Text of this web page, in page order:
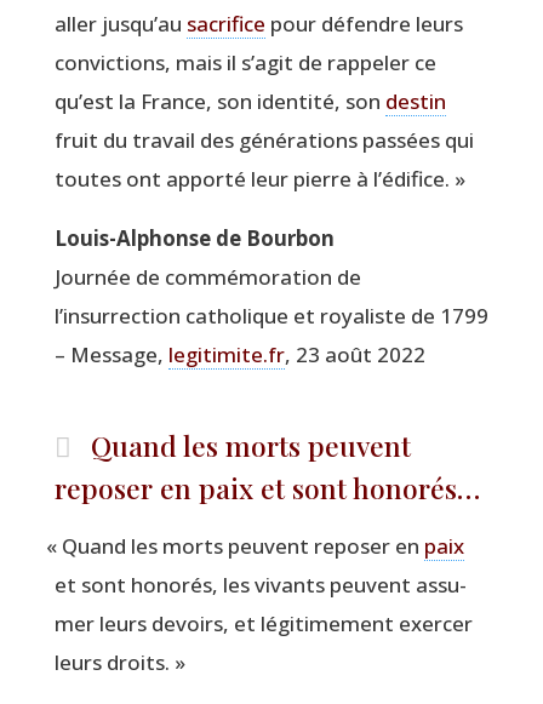
aller jusqu’au sacri­fice pour défendre leurs
convic­tions, mais il s’agit de rap­pe­ler ce
qu’est la France, son iden­ti­té, son des­tin
fruit du tra­vail des géné­ra­tions pas­sées qui
toutes ont appor­té leur pierre à l’édifice. »
Louis-Alphonse de Bourbon
Jour­née de com­mé­mo­ra­tion de
l’insurrection catho­lique et roya­liste de 1799
– Mes­sage, legitimite.fr, 23 août 2022
Quand les morts peuvent
reposer en paix et sont honorés…
« Quand les morts peuvent repo­ser en paix
et sont hono­rés, les vivants peuvent assu­
mer leurs devoirs, et légi­ti­me­ment exer­cer
leurs droits. »